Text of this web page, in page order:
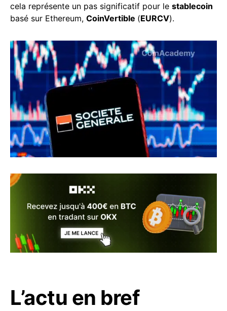
cela représente un pas significatif pour le stablecoin
basé sur Ethereum, CoinVertible (EURCV).
L’actu en bref